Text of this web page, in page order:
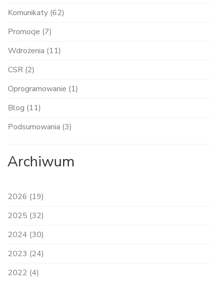
Komunikaty (62)
Promocje (7)
Wdrożenia (11)
CSR (2)
Oprogramowanie (1)
Blog (11)
Podsumowania (3)
Archiwum
2026 (19)
2025 (32)
2024 (30)
2023 (24)
2022 (4)